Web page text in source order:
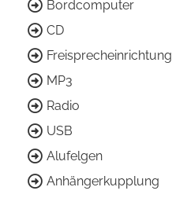
Bordcomputer
CD
Freisprecheinrichtung
MP3
Radio
USB
Alufelgen
Anhängerkupplung